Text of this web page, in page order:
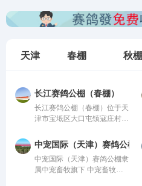
天津 春棚 秋棚
长江赛鸽公棚（春棚）
长江赛鸽公棚（春棚）位于天
津市宝坻区大口屯镇寇庄村西
管。该公棚以国际、国内先
进、科学合理的设计方案进行
建设，采用一体化钢架结构，
公棚长200米，宽28米，高
中宠国际（天津）赛鸽公棚
中宠国际（天津）赛鸽公棚隶
属中宠畜牧旗下 中宠畜牧作